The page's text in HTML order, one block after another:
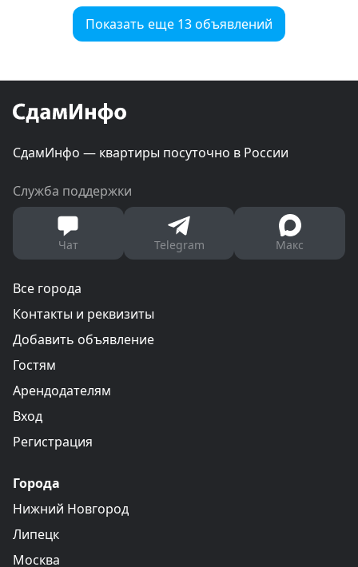
Показать еще 13 объявлений
СдамИнфо — квартиры посуточно в России
Служба поддержки
Чат Telegram Макс
Все города
Контакты и реквизиты
Добавить объявление
Гостям
Арендодателям
Вход
Регистрация
Города
Нижний Новгород
Липецк
Москва